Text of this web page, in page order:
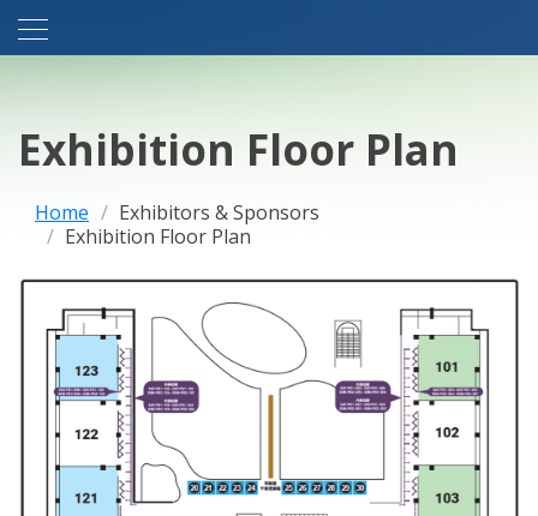
Exhibition Floor Plan
Home
Exhibitors & Sponsors
Exhibition Floor Plan